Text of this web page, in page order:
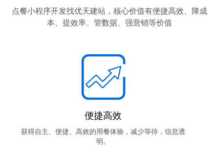
点餐小程序开发找优天建站，核心价值有便捷高效、降成
本、提效率、管数据、强营销等价值
便捷高效
获得自主、便捷、高效的用餐体验，减少等待，信息透
明。